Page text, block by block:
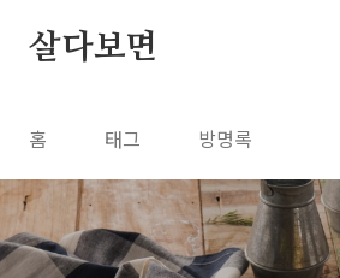
살다보면
홈 태그 방명록